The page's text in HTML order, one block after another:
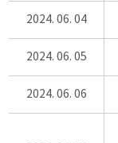
2024. 06. 04
2024. 06. 05
2024. 06. 06